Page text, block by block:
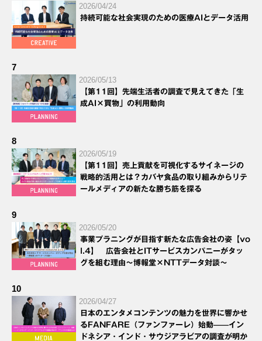
2026/04/24
持続可能な社会実現のための医療AIとデータ活用
7
2026/05/13
【第11回】先端生活者の調査で見えてきた「生
成AI×買物」の利用動向
8
2026/05/19
【第11回】売上貢献を可視化するサイネージの
戦略的活用とは？カバヤ食品の取り組みからリテ
ールメディアの新たな勝ち筋を探る
9
2026/05/20
事業プラニングが目指す新たな広告会社の姿【vo
l.4】 広告会社とITサービスカンパニーがタッ
グを組む理由～博報堂×NTTデータ対談～
10
2026/04/27
日本のエンタメコンテンツの魅力を世界に響かせ
るFANFARE（ファンファーレ）始動——イン
ドネシア・インド・サウジアラビアの調査が明か